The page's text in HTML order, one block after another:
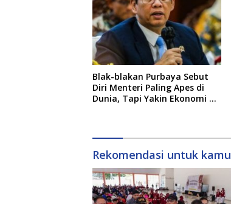
Blak-blakan Purbaya Sebut
Diri Menteri Paling Apes di
Dunia, Tapi Yakin Ekonomi RI
Rekomendasi untuk kamu